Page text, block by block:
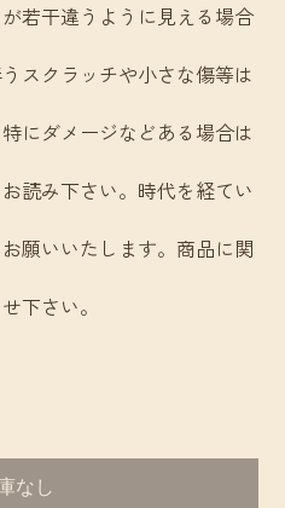
若干違うように見える場合
スクラッチや小さな傷等は
にダメージなどある場合は
読み下さい。時代を経てい
願いいたします。商品に関
下さい。
なし